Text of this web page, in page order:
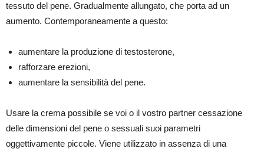
tessuto del pene. Gradualmente allungato, che porta ad un
aumento. Contemporaneamente a questo:
aumentare la produzione di testosterone,
rafforzare erezioni,
aumentare la sensibilità del pene.
Usare la crema possibile se voi o il vostro partner cessazione
delle dimensioni del pene o sessuali suoi parametri
oggettivamente piccole. Viene utilizzato in assenza di una